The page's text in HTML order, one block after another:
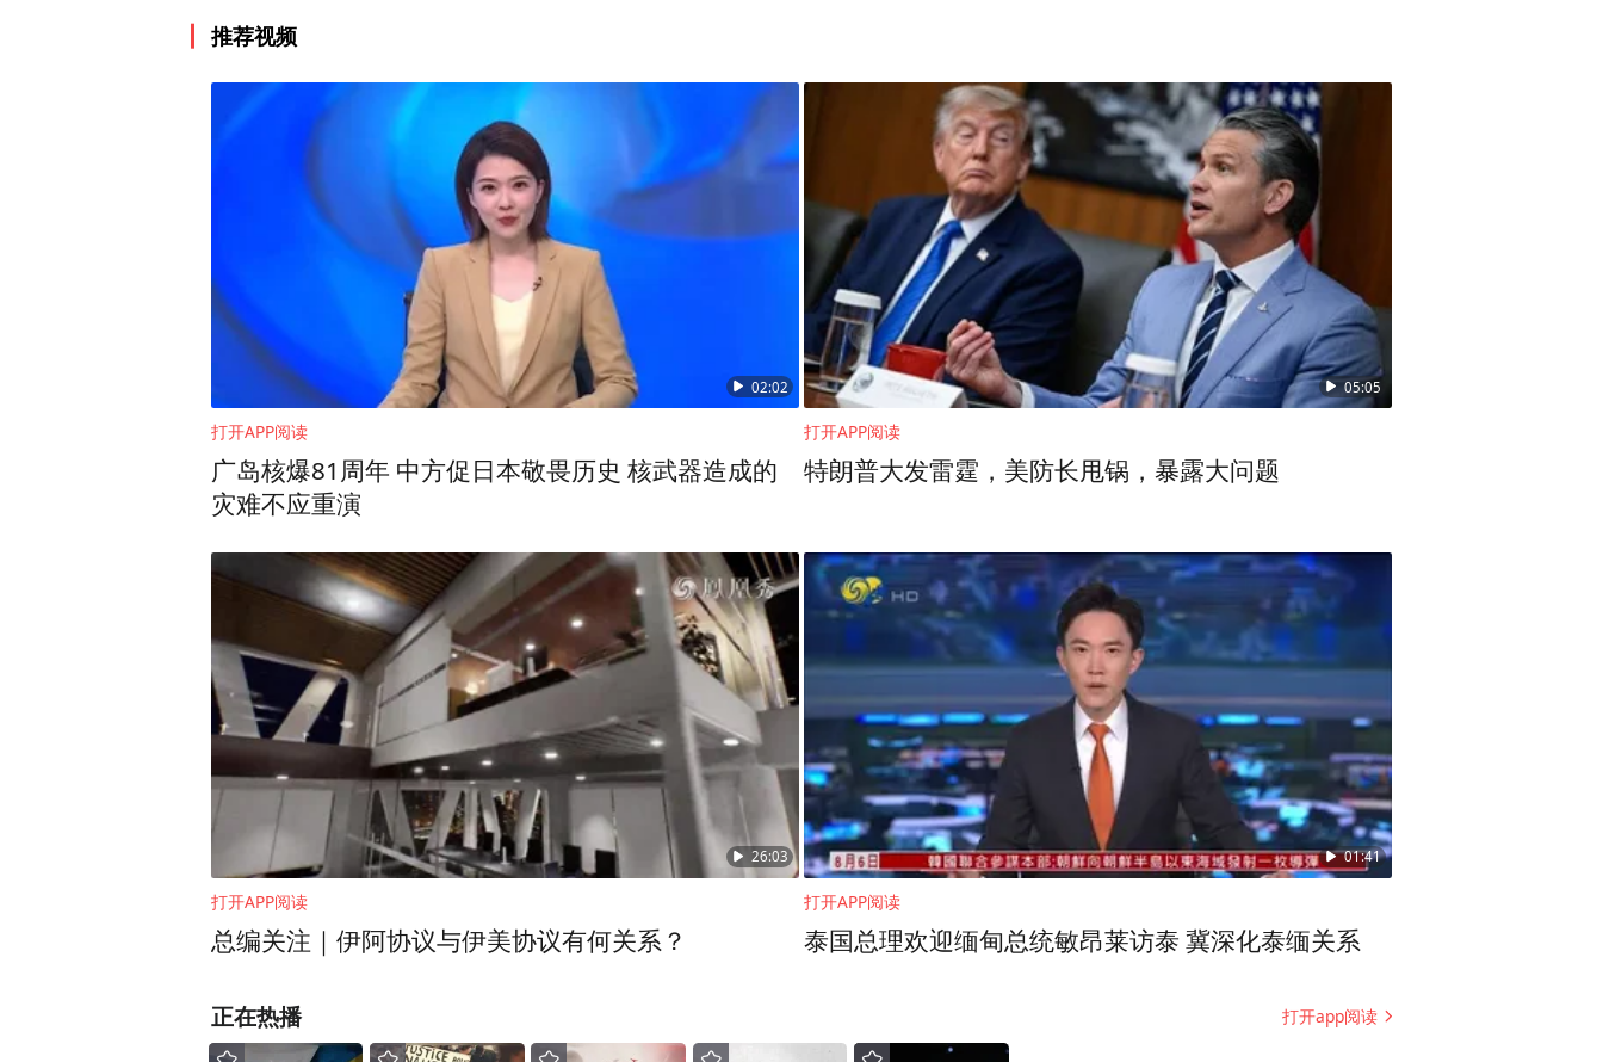
推荐视频
02:02
打开APP阅读
广岛核爆81周年 中方促日本敬畏历史 核武器造成的
灾难不应重演
05:05
打开APP阅读
特朗普大发雷霆，美防长甩锅，暴露大问题
26:03
打开APP阅读
总编关注｜伊阿协议与伊美协议有何关系？
01:41
打开APP阅读
泰国总理欢迎缅甸总统敏昂莱访泰 冀深化泰缅关系
正在热播 打开app阅读